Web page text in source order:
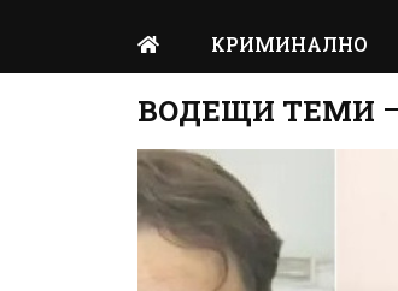
КРИМИНАЛНО
ВОДЕЩИ ТЕМИ